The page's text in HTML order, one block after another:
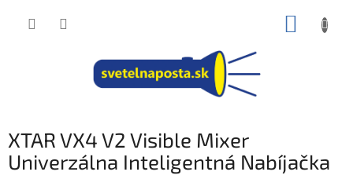
XTAR VX4 V2 Visible Mixer
Univerzálna Inteligentná Nabíjačka